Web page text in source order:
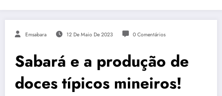
Emsabara 12 De Maio De 2023 0 Comentários
Sabará e a produção de
doces típicos mineiros!